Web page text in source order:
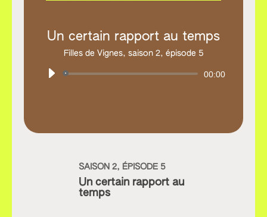
Un certain rapport au temps
Filles de Vignes, saison 2, épisode 5
Lecteur
00:00
SAISON 2, ÉPISODE 5
Un certain rapport au
temps